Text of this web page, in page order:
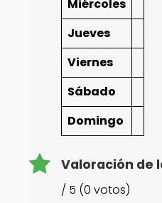
Miércoles
Jueves
Viernes
Sábado
Domingo
Valoración de
/ 5 (0 votos)